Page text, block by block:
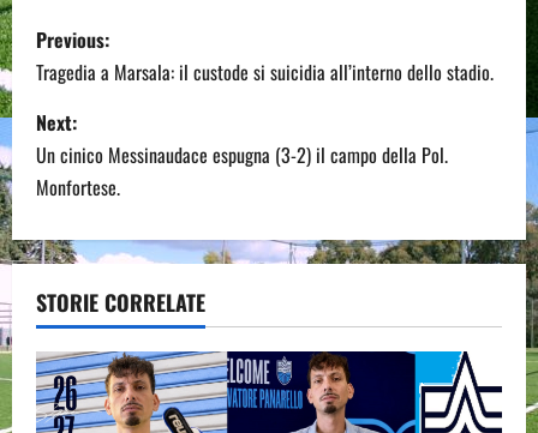
P
o
s
t
n
a
v
i
Previous:
Tragedia a Marsala: il custode si suicidia all’interno dello stadio.
Next:
Un cinico Messinaudace espugna (3-2) il campo della Pol.
Monfortese.
STORIE CORRELATE